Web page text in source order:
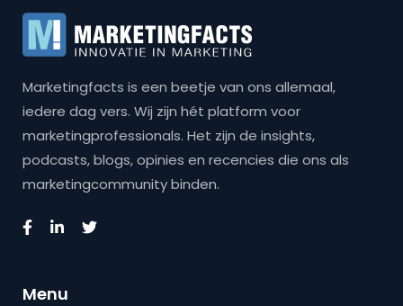
Marketingfacts is een beetje van ons allemaal,
iedere dag vers. Wij zijn hét platform voor
marketingprofessionals. Het zijn de insights,
podcasts, blogs, opinies en recencies die ons als
marketingcommunity binden.
Menu